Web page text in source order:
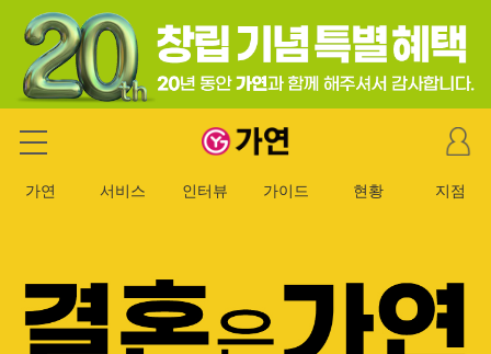
가연 결혼정보회사
마
이
이
가연 서비스 인터뷰 가이드 현황 지점